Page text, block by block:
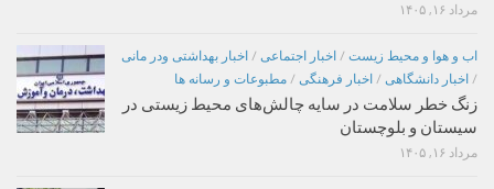
مرداد ۱۶, ۱۴۰۵
اب و هوا و محیط زیست / اخبار اجتماعی / اخبار بهداشتی ودر مانی
/ اخبار دانشگاهی / اخبار فرهنگی / مطبوعات و رسانه ها
زنگ خطر سلامت در سایه چالش‌های محیط زیستی در
سیستان و بلوچستان
مرداد ۱۶, ۱۴۰۵